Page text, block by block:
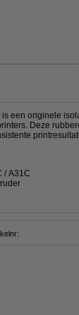
een originele
Deze
/ A31C